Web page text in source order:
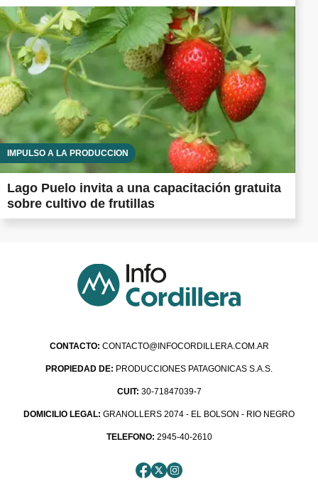
IMPULSO A LA PRODUCCIÓN
Lago Puelo invita a una capacitación gratuita
sobre cultivo de frutillas
CONTACTO: CONTACTO@INFOCORDILLERA.COM.AR
PROPIEDAD DE: PRODUCCIONES PATAGONICAS S.A.S.
CUIT: 30-71847039-7
DOMICILIO LEGAL: GRANOLLERS 2074 - EL BOLSON - RIO NEGRO
TELEFONO: 2945-40-2610